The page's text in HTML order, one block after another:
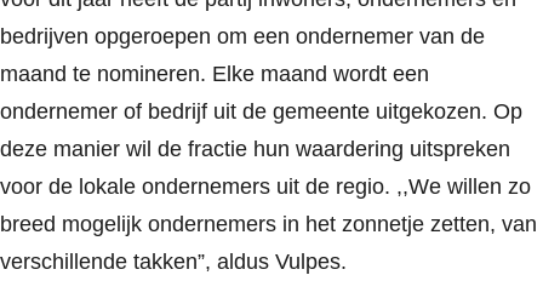
bedrijven opgeroepen om een ondernemer van de
maand te nomineren. Elke maand wordt een
ondernemer of bedrijf uit de gemeente uitgekozen. Op
deze manier wil de fractie hun waardering uitspreken
voor de lokale ondernemers uit de regio. ,,We willen zo
breed mogelijk ondernemers in het zonnetje zetten, van
verschillende takken”, aldus Vulpes.